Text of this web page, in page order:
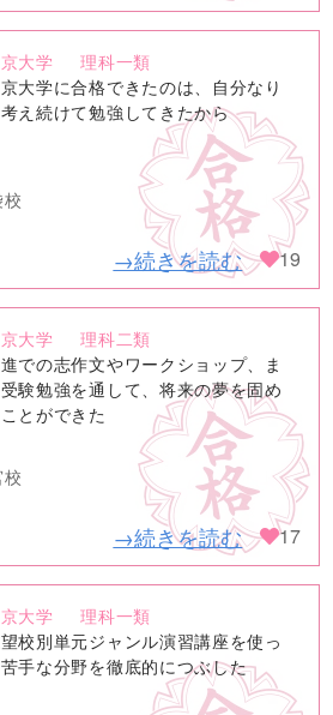
大学
理科一類
大学に合格できたのは、自分なり
え続けて勉強してきたから
→続きを読む 19
大学
理科二類
での志作文やワークショップ、ま
験勉強を通して、将来の夢を固め
とができた
→続きを読む 17
大学
理科一類
校別単元ジャンル演習講座を使っ
手な分野を徹底的につぶした